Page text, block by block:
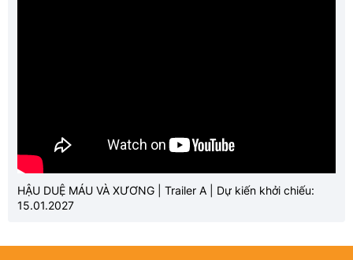
HẬU DUỆ MÁU VÀ XƯƠNG | Trailer A | Dự kiến khởi chiếu:
15.01.2027